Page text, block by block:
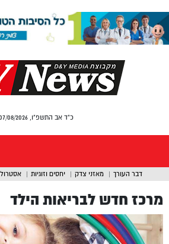
כ"ד אב התשפ"ו, 07/08/2026
דבר העורך מאזני צדק יחסים וזוגיות
מרכז חדש לבריאות הילד